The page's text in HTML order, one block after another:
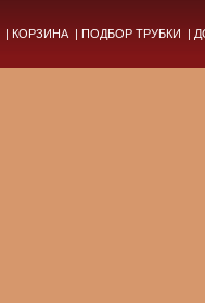
| КОРЗИНА | ПОДБОР ТРУБКИ |